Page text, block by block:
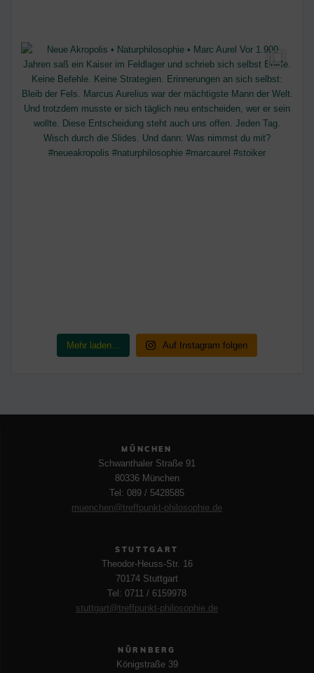
Mehr laden... Auf Instagram folgen
MÜNCHEN
Schwanthaler Straße 91
80336 München
Tel: 089 / 5428585
muenchen@treffpunkt-philosophie.de
STUTTGART
Theodor-Heuss-Str. 16
70174 Stuttgart
Tel: 0711 / 6159978
stuttgart@treffpunkt-philosophie.de
NÜRNBERG
Königstraße 39